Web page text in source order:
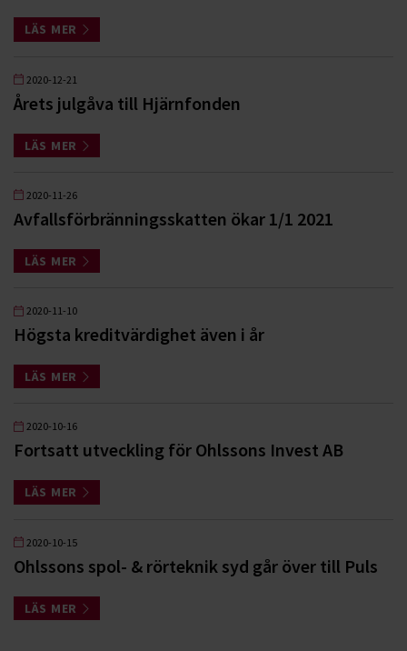
LÄS MER
2020-12-21
Årets julgåva till Hjärnfonden
LÄS MER
2020-11-26
Avfallsförbränningsskatten ökar 1/1 2021
LÄS MER
2020-11-10
Högsta kreditvärdighet även i år
LÄS MER
2020-10-16
Fortsatt utveckling för Ohlssons Invest AB
LÄS MER
2020-10-15
Ohlssons spol- & rörteknik syd går över till Puls
LÄS MER